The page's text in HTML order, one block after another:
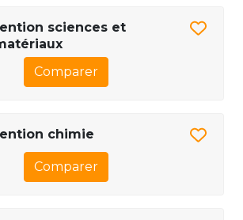
sciences et
Comparer
chimie
Comparer